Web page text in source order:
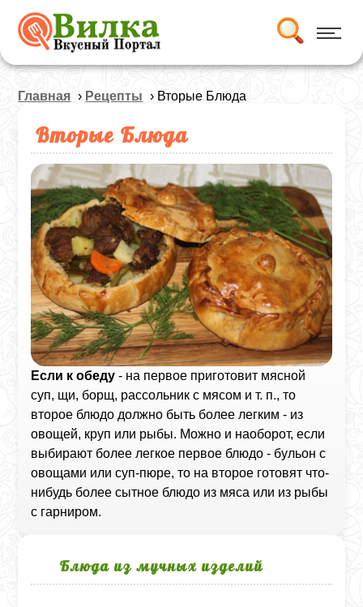
Главная › Рецепты › Вторые Блюда
Вторые Блюда
Если к обеду - на первое приготовит мясной
суп, щи, борщ, рассольник с мясом и т. п., то
второе блюдо должно быть более легким - из
овощей, круп или рыбы. Можно и наоборот, если
выбирают более легкое первое блюдо - бульон с
овощами или суп-пюре, то на второе готовят что-
нибудь более сытное блюдо из мяса или из рыбы
с гарниром.
Блюда из мучных изделий